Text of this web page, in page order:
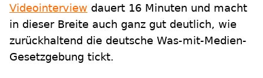
Videointerview dauert 16 Minuten und macht
in dieser Breite auch ganz gut deutlich, wie
zurückhaltend die deutsche Was-mit-Medien-
Gesetzgebung tickt.